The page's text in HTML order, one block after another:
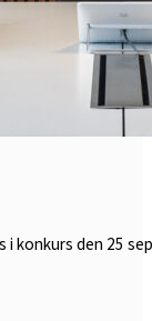
konkurs den 25